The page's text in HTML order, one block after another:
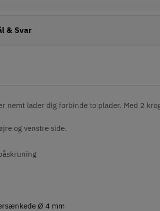
nemt lader dig forbinde to plader. Med 2
og venstre side.
Ø 4 mm
& Svar